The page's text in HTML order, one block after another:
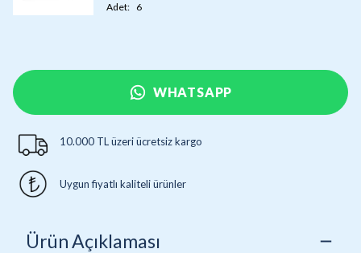
Adet: 6
WHATSAPP
10.000 TL üzeri ücretsiz kargo
Uygun fiyatlı kaliteli ürünler
Ürün Açıklaması